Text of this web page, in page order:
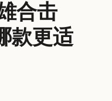
合击
款更适